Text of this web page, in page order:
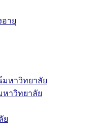
ายุ
หาวิทยาลัย
าวิทยาลัย
ย